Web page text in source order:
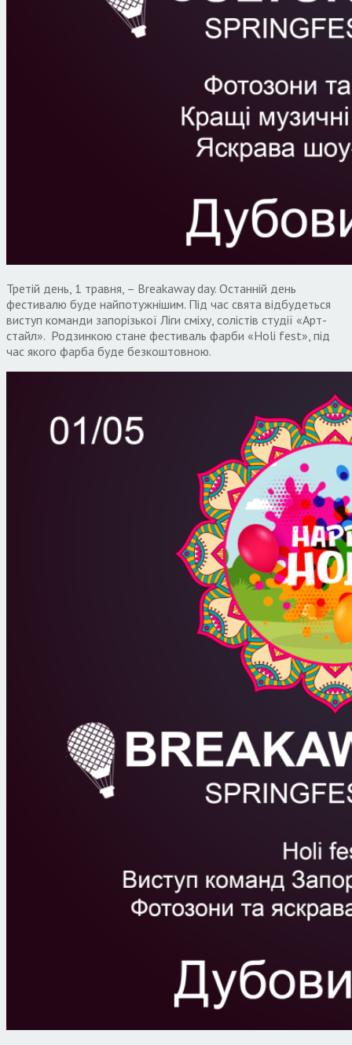
Третій день, 1 травня, – Breakaway day. Останній день
фестивалю буде найпотужнішим. Під час свята відбудеться
виступ команди запорізької Ліги сміху, солістів студії «Арт-
стайл». Родзинкою стане фестиваль фарби «Holi fest», під
час якого фарба буде безкоштовною.